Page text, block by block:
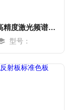
771系列高精度激光频谱分析仪及波长计
型号：